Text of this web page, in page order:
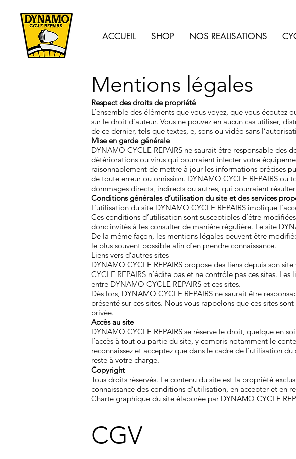
ACCUEIL SHOP NOS REALISATIONS
Mentions légales
Respect des droits de propriété
L’ensemble des éléments que vous voyez, que vous
sur le droit d’auteur. Vous ne pouvez en aucun cas utiliser,
de ce dernier, tels que textes, e, sons ou vidéo sans
Mise en garde générale
DYNAMO CYCLE REPAIRS ne saurait être responsable
détériorations ou virus qui pourraient infecter votre
raisonnablement de mettre à jour les informations précises
de toute erreur ou omission. DYNAMO CYCLE REPAIRS
dommages directs, indirects ou autres, qui pourraient
Conditions générales d’utilisation du site et des services
L’utilisation du site DYNAMO CYCLE REPAIRS implique
Ces conditions d’utilisation sont susceptibles d’être
donc invités à les consulter de manière régulière. Le site
De la même façon, les mentions légales peuvent être
le plus souvent possible afin d’en prendre connaissance.
Liens vers d’autres sites
DYNAMO CYCLE REPAIRS propose des liens depuis son
CYCLE REPAIRS n’édite pas et ne contrôle pas ces sites.
entre DYNAMO CYCLE REPAIRS et ces sites.
Dès lors, DYNAMO CYCLE REPAIRS ne saurait être
présenté sur ces sites. Nous vous rappelons que ces sites
privée.
Accès au site
DYNAMO CYCLE REPAIRS se réserve le droit, quelque en
l’accès à tout ou partie du site, y compris notamment le
reconnaissez et acceptez que dans le cadre de l’utilisation
reste à votre charge.
Copyright
Tous droits réservés. Le contenu du site est la propriété
connaissance des conditions d’utilisation, en accepter et en
Charte graphique du site élaborée par DYNAMO CYCLE
CGV